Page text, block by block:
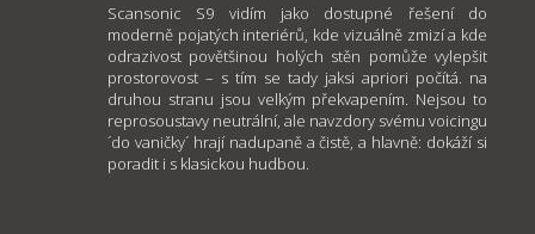
Scansonic S9 vidím jako dostupné řešení do
moderně pojatých interiérů, kde vizuálně zmizí a kde
odrazivost povětšinou holých stěn pomůže vylepšit
prostorovost – s tím se tady jaksi apriori počítá. na
druhou stranu jsou velkým překvapením. Nejsou to
reprosoustavy neutrální, ale navzdory svému voicingu
´do vaničky´ hrají nadupaně a čistě, a hlavně: dokáží si
poradit i s klasickou hudbou.